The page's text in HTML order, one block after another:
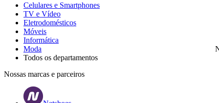
Celulares e Smartphones
TV e Vídeo
Eletrodomésticos
Móveis
Informática
Moda
Todos os departamentos
Nossas marcas e parceiros